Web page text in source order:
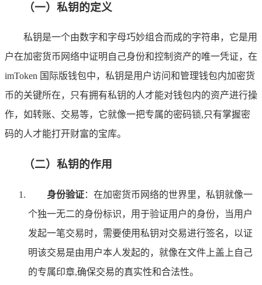
（一）私钥的定义
私钥是一个由数字和字母巧妙组合而成的字符串，它是用
户在加密货币网络中证明自己身份和控制资产的唯一凭证，在
imToken 国际版钱包中，私钥是用户访问和管理钱包内加密货
币的关键所在，只有拥有私钥的人才能对钱包内的资产进行操
作，如转账、交易等，它就像一把专属的密码锁,只有掌握密
码的人才能打开财富的宝库。
（二）私钥的作用
身份验证：在加密货币网络的世界里，私钥就像一
个独一无二的身份标识，用于验证用户的身份，当用户
发起一笔交易时，需要使用私钥对交易进行签名，以证
明该交易是由用户本人发起的，就像在文件上盖上自己
的专属印章,确保交易的真实性和合法性。